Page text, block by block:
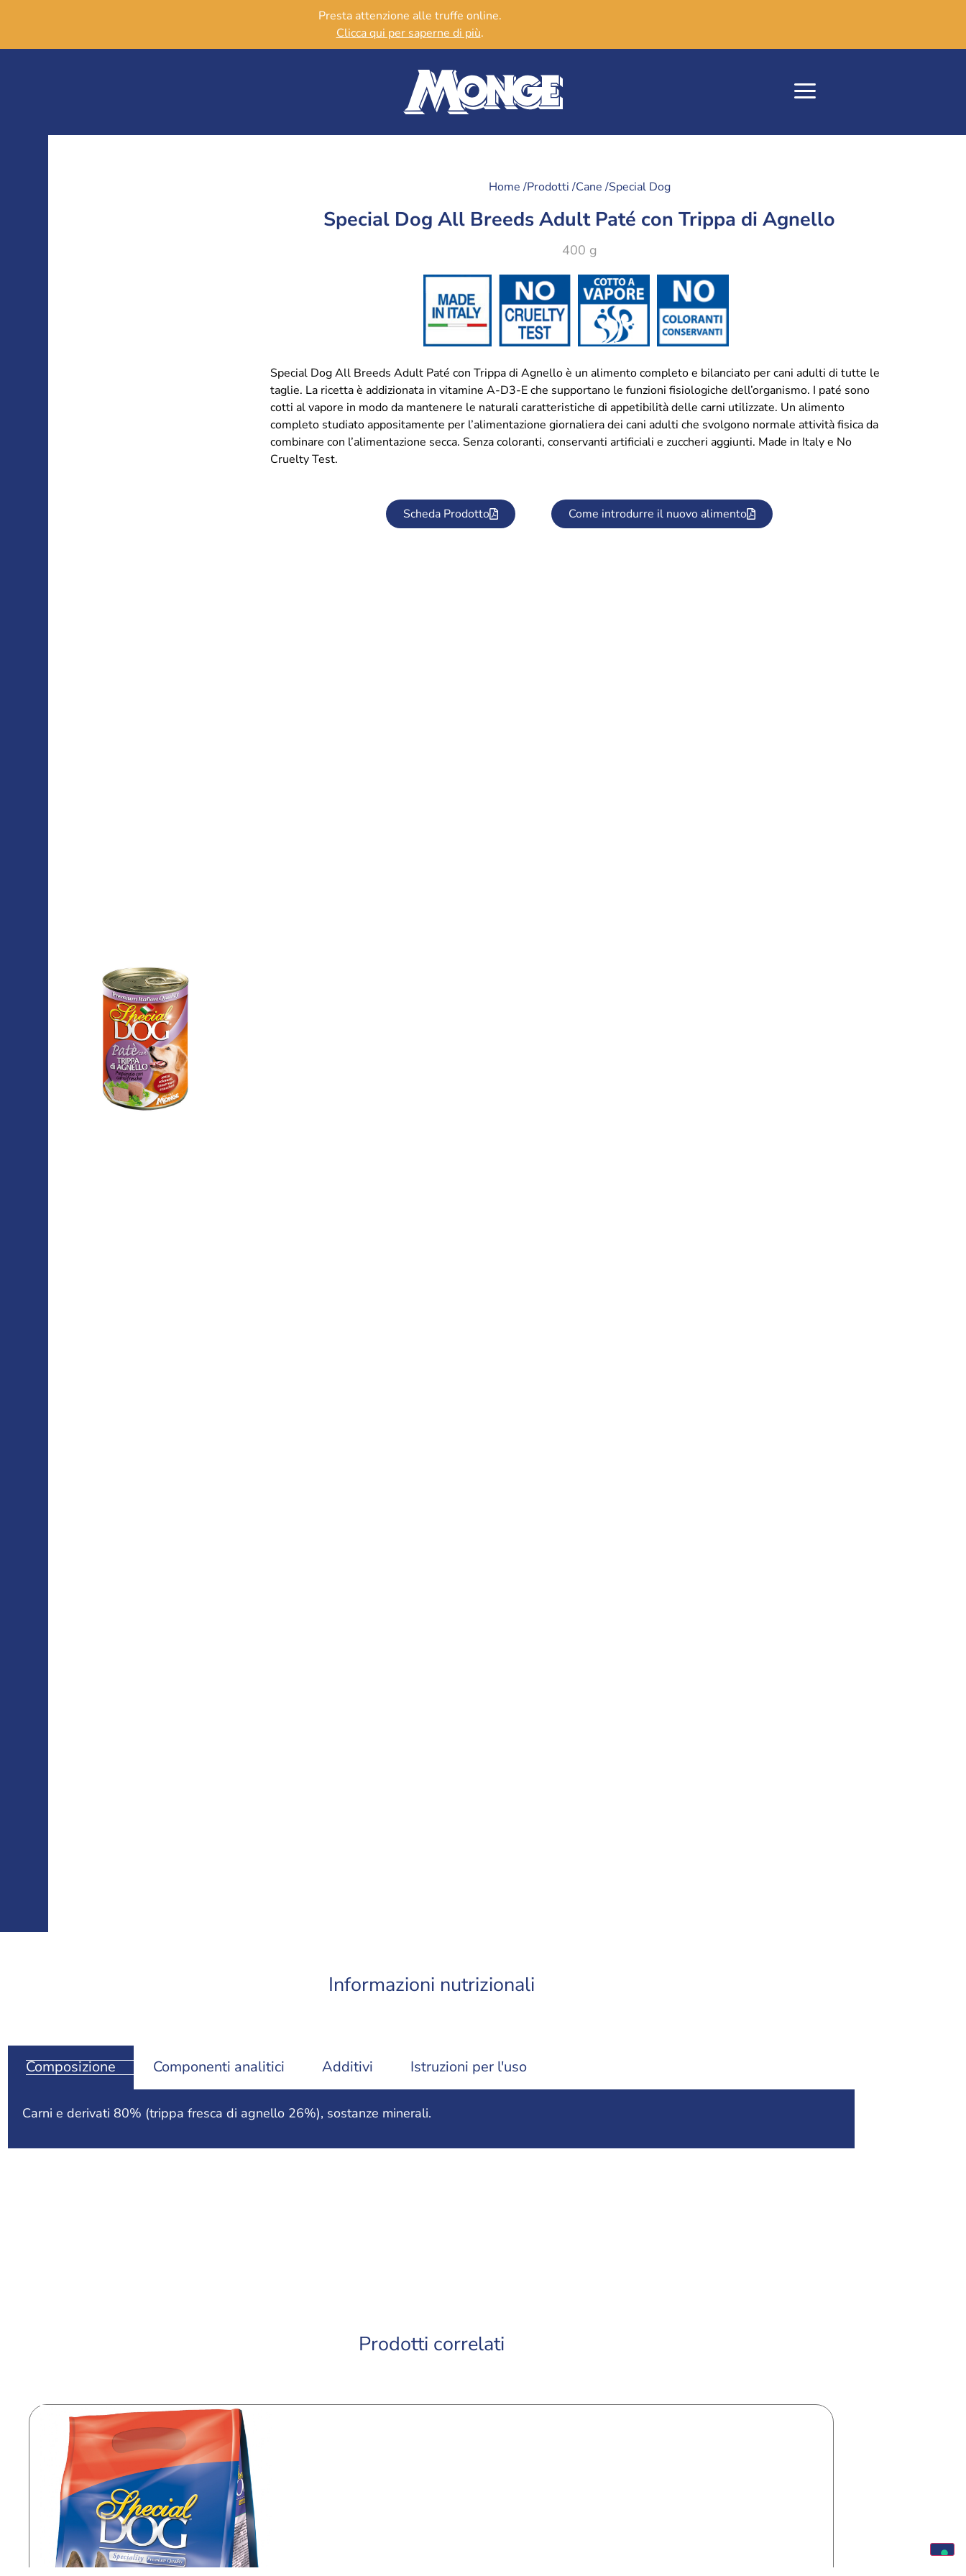
Presta attenzione alle truffe online.
Clicca qui per saperne di più.
Home /Prodotti /Cane /Special Dog
Special Dog All Breeds Adult Paté con Trippa di Agnello
400 g
Special Dog All Breeds Adult Paté con Trippa di Agnello è un alimento completo e bilanciato per cani adulti di tutte le
taglie. La ricetta è addizionata in vitamine A-D3-E che supportano le funzioni fisiologiche dell’organismo. I paté sono
cotti al vapore in modo da mantenere le naturali caratteristiche di appetibilità delle carni utilizzate. Un alimento
completo studiato appositamente per l’alimentazione giornaliera dei cani adulti che svolgono normale attività fisica da
combinare con l’alimentazione secca. Senza coloranti, conservanti artificiali e zuccheri aggiunti. Made in Italy e No
Cruelty Test.
Scheda Prodotto Come introdurre il nuovo alimento
Informazioni nutrizionali
Composizione Componenti analitici Additivi Istruzioni per l'uso
Carni e derivati 80% (trippa fresca di agnello 26%), sostanze minerali.
Prodotti correlati